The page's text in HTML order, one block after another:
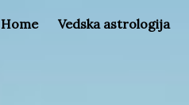
Home Vedska astrologija